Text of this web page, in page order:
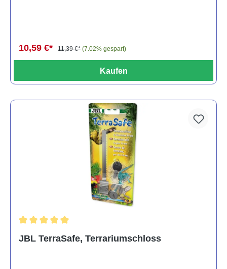
10,59 €* 11,39 €* (7.02% gespart)
Kaufen
JBL TerraSafe, Terrariumschloss